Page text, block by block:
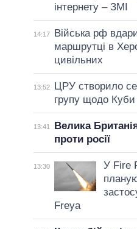
інтернету – ЗМІ
14:17
Війська рф
маршрутці в
цивільних
13:52
ЦРУ створило
групу щодо
13:41
Велика
проти росії
13:30
У Fire
Freya